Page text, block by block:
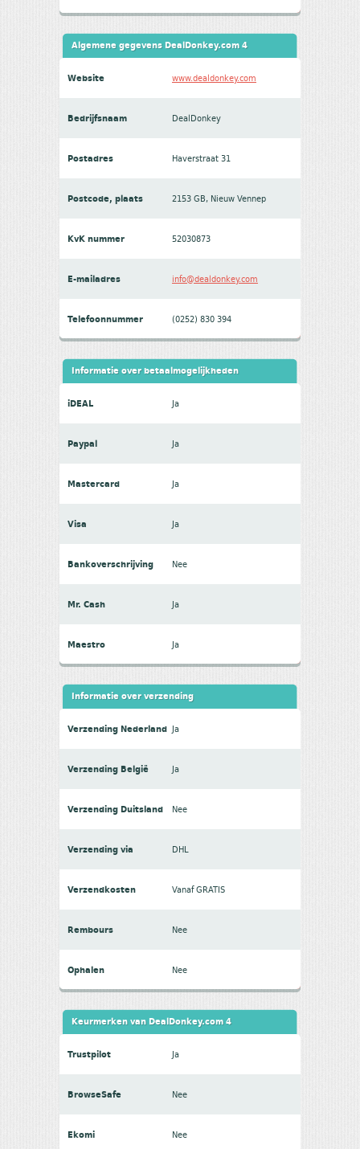
Algemene gegevens DealDonkey.com 4
Website www.dealdonkey.com
Bedrijfsnaam DealDonkey
Postadres Haverstraat 31
Postcode, plaats 2153 GB, Nieuw Vennep
KvK nummer 52030873
E-mailadres info@dealdonkey.com
Telefoonnummer (0252) 830 394
Informatie over betaalmogelijkheden
iDEAL Ja
Paypal Ja
Mastercard Ja
Visa Ja
Bankoverschrijving Nee
Mr. Cash Ja
Maestro Ja
Informatie over verzending
Verzending Nederland Ja
Verzending België Ja
Verzending Duitsland Nee
Verzending via DHL
Verzendkosten Vanaf GRATIS
Rembours Nee
Ophalen Nee
Keurmerken van DealDonkey.com 4
Trustpilot Ja
BrowseSafe Nee
Ekomi Nee